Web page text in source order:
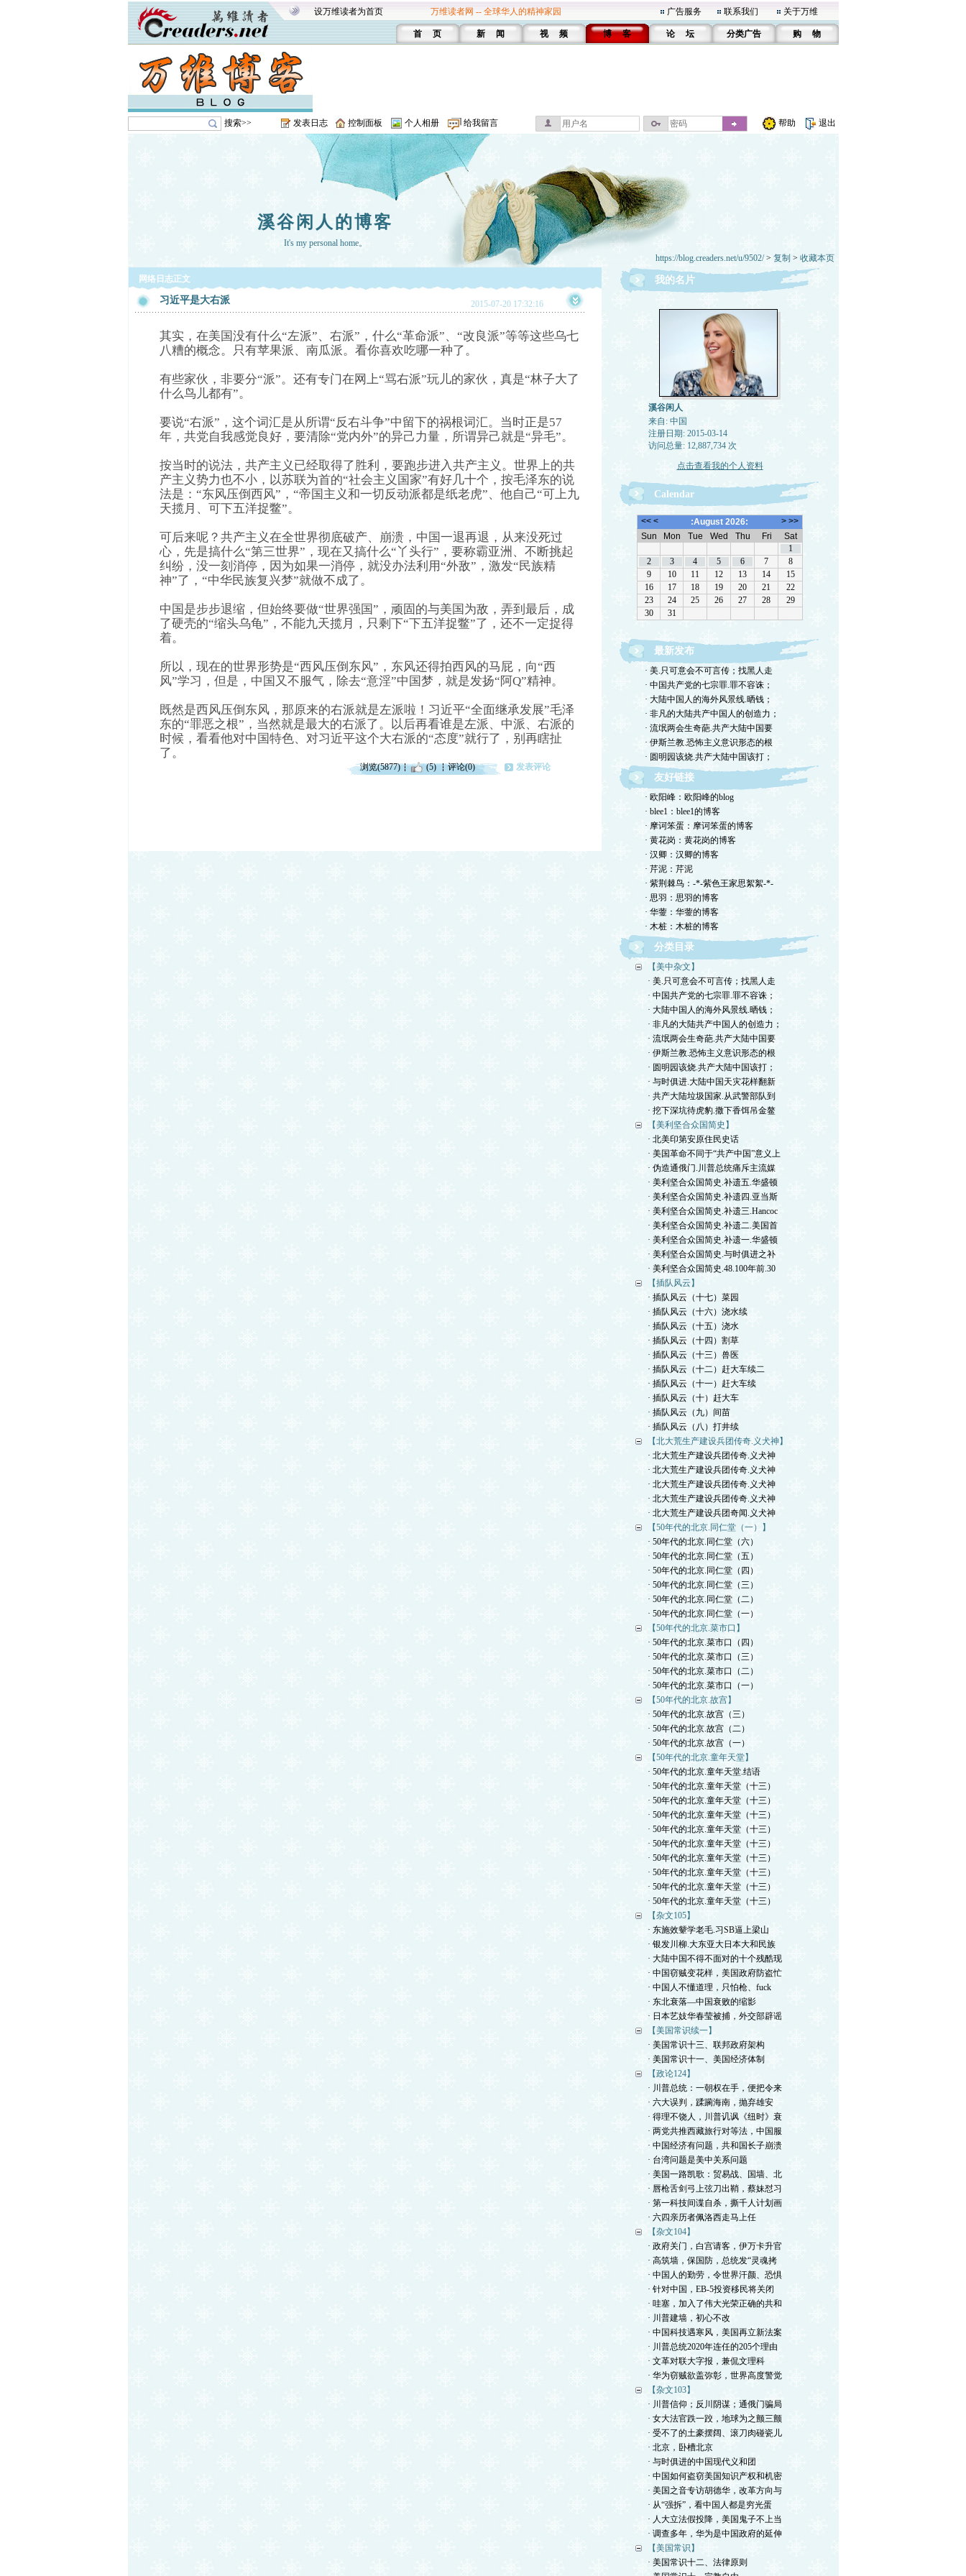
设万维读者为首页 万维读者网 -- 全球华人的精神家园 广告服务 联系我们 关于万维
首 页 新 闻 视 频 博 客 论 坛 分类广告 购 物
搜索>> 发表日志 控制面板 个人相册 给我留言 帮助 退出
溪谷闲人的博客
It's my personal home。
https://blog.creaders.net/u/9502/> 复制 > 收藏本页
网络日志正文
习近平是大右派 2015-07-20 17:32:16
其实，在美国没有什么“左派”、右派”，什么“革命派”、“改良派”等等这些乌七
八糟的概念。只有苹果派、南瓜派。看你喜欢吃哪一种了。
有些家伙，非要分“派”。还有专门在网上“骂右派”玩儿的家伙，真是“林子大了
什么鸟儿都有”。
要说“右派”，这个词汇是从所谓“反右斗争”中留下的祸根词汇。当时正是57
年，共党自我感觉良好，要清除“党内外”的异己力量，所谓异己就是“异毛”。
按当时的说法，共产主义已经取得了胜利，要跑步进入共产主义。世界上的共
产主义势力也不小，以苏联为首的“社会主义国家”有好几十个，按毛泽东的说
法是：“东风压倒西风”，“帝国主义和一切反动派都是纸老虎”、他自己“可上九
天揽月、可下五洋捉鳖”。
可后来呢？共产主义在全世界彻底破产、崩溃，中国一退再退，从来没死过
心，先是搞什么“第三世界”，现在又搞什么“丫头行”，要称霸亚洲、不断挑起
纠纷，没一刻消停，因为如果一消停，就没办法利用“外敌”，激发“民族精
神”了，“中华民族复兴梦”就做不成了。
中国是步步退缩，但始终要做“世界强国”，顽固的与美国为敌，弄到最后，成
了硬壳的“缩头乌龟”，不能九天揽月，只剩下“下五洋捉鳖”了，还不一定捉得
着。
所以，现在的世界形势是“西风压倒东风”，东风还得拍西风的马屁，向“西
风”学习，但是，中国又不服气，除去“意淫”中国梦，就是发扬“阿Q”精神。
既然是西风压倒东风，那原来的右派就是左派啦！习近平“全面继承发展”毛泽
东的“罪恶之根”，当然就是最大的右派了。以后再看谁是左派、中派、右派的
时候，看看他对中国特色、对习近平这个大右派的“态度”就行了，别再瞎扯
了。
浏览(5877) (5) 评论(0) 发表评论
我的名片
溪谷闲人
来自: 中国
注册日期: 2015-03-14
访问总量: 12,887,734 次
点击查看我的个人资料
Calendar
最新发布
· 美.只可意会不可言传；找黑人走
· 中国共产党的七宗罪.罪不容诛；
· 大陆中国人的海外风景线.晒钱；
· 非凡的大陆共产中国人的创造力；
· 流氓两会生奇葩.共产大陆中国要
· 伊斯兰教.恐怖主义意识形态的根
· 圆明园该烧.共产大陆中国该打；
友好链接
· 欧阳峰：欧阳峰的blog
· blee1：blee1的博客
· 摩诃笨蛋：摩诃笨蛋的博客
· 黄花岗：黄花岗的博客
· 汉卿：汉卿的博客
· 芹泥：芹泥
· 紫荆棘鸟：-*-紫色王家思絮絮-*-
· 思羽：思羽的博客
· 华蓥：华蓥的博客
· 木桩：木桩的博客
分类目录
【美中杂文】
· 美.只可意会不可言传；找黑人走
· 中国共产党的七宗罪.罪不容诛；
· 大陆中国人的海外风景线.晒钱；
· 非凡的大陆共产中国人的创造力；
· 流氓两会生奇葩.共产大陆中国要
· 伊斯兰教.恐怖主义意识形态的根
· 圆明园该烧.共产大陆中国该打；
· 与时俱进.大陆中国天灾花样翻新
· 共产大陆垃圾国家.从武警部队到
· 挖下深坑待虎豹.撒下香饵吊金鳌
【美利坚合众国简史】
· 北美印第安原住民史话
· 美国革命不同于“共产中国”意义上
· 伪造通俄门.川普总统痛斥主流媒
· 美利坚合众国简史.补遗五.华盛顿
· 美利坚合众国简史.补遗四.亚当斯
· 美利坚合众国简史.补遗三.Hancoc
· 美利坚合众国简史.补遗二.美国首
· 美利坚合众国简史.补遗一.华盛顿
· 美利坚合众国简史.与时俱进之补
· 美利坚合众国简史.48.100年前.30
【插队风云】
· 插队风云（十七）菜园
· 插队风云（十六）浇水续
· 插队风云（十五）浇水
· 插队风云（十四）割草
· 插队风云（十三）兽医
· 插队风云（十二）赶大车续二
· 插队风云（十一）赶大车续
· 插队风云（十）赶大车
· 插队风云（九）间苗
· 插队风云（八）打井续
【北大荒生产建设兵团传奇.义犬神】
· 北大荒生产建设兵团传奇.义犬神
· 北大荒生产建设兵团传奇.义犬神
· 北大荒生产建设兵团传奇.义犬神
· 北大荒生产建设兵团传奇.义犬神
· 北大荒生产建设兵团奇闻.义犬神
【50年代的北京.同仁堂（一）】
· 50年代的北京.同仁堂（六）
· 50年代的北京.同仁堂（五）
· 50年代的北京.同仁堂（四）
· 50年代的北京.同仁堂（三）
· 50年代的北京.同仁堂（二）
· 50年代的北京.同仁堂（一）
【50年代的北京.菜市口】
· 50年代的北京.菜市口（四）
· 50年代的北京.菜市口（三）
· 50年代的北京.菜市口（二）
· 50年代的北京.菜市口（一）
【50年代的北京.故宫】
· 50年代的北京.故宫（三）
· 50年代的北京.故宫（二）
· 50年代的北京.故宫（一）
【50年代的北京.童年天堂】
· 50年代的北京.童年天堂.结语
· 50年代的北京.童年天堂（十三）
· 50年代的北京.童年天堂（十三）
· 50年代的北京.童年天堂（十三）
· 50年代的北京.童年天堂（十三）
· 50年代的北京.童年天堂（十三）
· 50年代的北京.童年天堂（十三）
· 50年代的北京.童年天堂（十三）
· 50年代的北京.童年天堂（十三）
· 50年代的北京.童年天堂（十三）
【杂文105】
· 东施效颦学老毛.习SB逼上梁山
· 银发川柳.大东亚大日本大和民族
· 大陆中国不得不面对的十个残酷现
· 中国窃贼变花样，美国政府防盗忙
· 中国人不懂道理，只怕枪、fuck
· 东北衰落—中国衰败的缩影
· 日本艺妓华春莹被捕，外交部辟谣
【美国常识续一】
· 美国常识十三、联邦政府架构
· 美国常识十一、美国经济体制
【政论124】
· 川普总统：一朝权在手，便把令来
· 六大误判，蹂躏海南，抛弃雄安
· 得理不饶人，川普讥讽《纽时》衰
· 两党共推西藏旅行对等法，中国服
· 中国经济有问题，共和国长子崩溃
· 台湾问题是美中关系问题
· 美国一路凯歌：贸易战、国墙、北
· 唇枪舌剑弓上弦刀出鞘，蔡妹怼习
· 第一科技间谍自杀，撕千人计划画
· 六四亲历者佩洛西走马上任
【杂文104】
· 政府关门，白宫请客，伊万卡升官
· 高筑墙，保国防，总统发“灵魂拷
· 中国人的勤劳，令世界汗颜、恐惧
· 针对中国，EB-5投资移民将关闭
· 哇塞，加入了伟大光荣正确的共和
· 川普建墙，初心不改
· 中国科技遇寒风，美国再立新法案
· 川普总统2020年连任的205个理由
· 文革对联大字报，兼侃文理科
· 华为窃贼欲盖弥彰，世界高度警觉
【杂文103】
· 川普信仰；反川阴谋；通俄门骗局
· 女大法官跌一跤，地球为之颤三颤
· 受不了的土豪摆阔、滚刀肉碰瓷儿
· 北京，卧槽北京
· 与时俱进的中国现代义和团
· 中国如何盗窃美国知识产权和机密
· 美国之音专访胡德华，改革方向与
· 从“强拆”，看中国人都是穷光蛋
· 人大立法假投降，美国鬼子不上当
· 调查多年，华为是中国政府的延伸
【美国常识】
· 美国常识十二、法律原则